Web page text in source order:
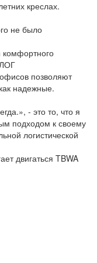
креслах.
не было
позволяют
надежные.
- это то, что я
подходом к своему
логистической
двигаться TBWA